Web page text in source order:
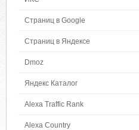
Страниц в Google
Страниц в Яндексе
Dmoz
Яндекс Каталог
Alexa Traffic Rank
Alexa Country